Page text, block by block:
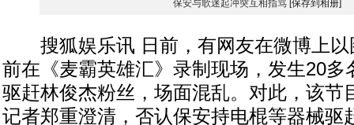
保安与歌迷起冲突互相指骂 [保存到相册]
搜狐娱乐讯 日前，有网友在微博上以
前在《麦霸英雄汇》录制现场，发生20多
驱赶林俊杰粉丝，场面混乱。对此，该节
记者郑重澄清，否认保安持电棍等器械驱